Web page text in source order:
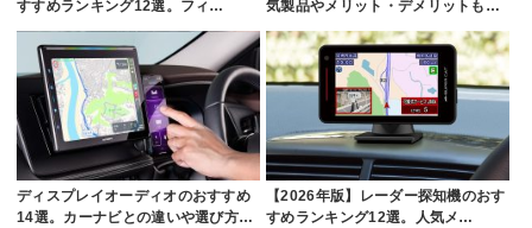
すすめランキング12選。フィ…
気製品やメリット・デメリットも…
ディスプレイオーディオのおすすめ
14選。カーナビとの違いや選び方…
【2026年版】レーダー探知機のおす
すめランキング12選。人気メ…